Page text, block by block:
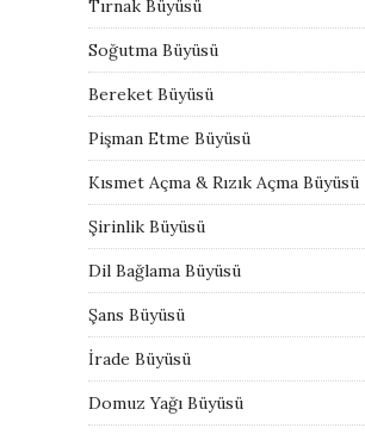
Tırnak Büyüsü
Soğutma Büyüsü
Bereket Büyüsü
Pişman Etme Büyüsü
Kısmet Açma & Rızık Açma Büyüsü
Şirinlik Büyüsü
Dil Bağlama Büyüsü
Şans Büyüsü
İrade Büyüsü
Domuz Yağı Büyüsü